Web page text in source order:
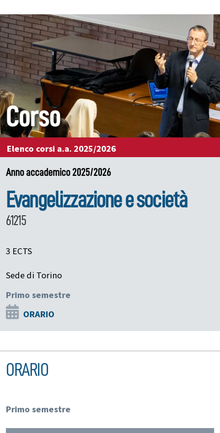
Corso
Elenco corsi a.a. 2025/2026
Anno accademico 2025/2026
Evangelizzazione e società
61215
3 ECTS
Sede di Torino
Primo semestre
ORARIO
ORARIO
Primo semestre